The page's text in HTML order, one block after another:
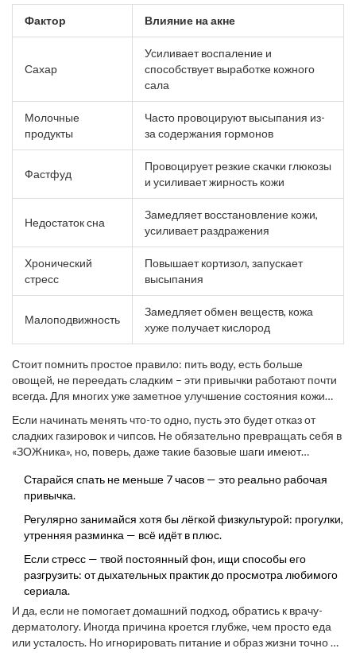
вариант с кучей добавленного сахара.
ваши шансы на чистое лицо падают.
Фактор Влияние на акне
Сахар
Усиливает воспаление и
способствует выработке кожного
сала
Молочные
продукты
Часто провоцируют высыпания из-
за содержания гормонов
Фастфуд
Провоцирует резкие скачки глюкозы
и усиливает жирность кожи
Недостаток сна
Замедляет восстановление кожи,
усиливает раздражения
Хронический
стресс
Повышает кортизол, запускает
высыпания
Малоподвижность
Замедляет обмен веществ, кожа
хуже получает кислород
Стоит помнить простое правило: пить воду, есть больше
овощей, не переедать сладким – эти привычки работают почти
всегда. Для многих уже заметное улучшение состояния кожи
шоколада.
Если начинать менять что-то одно, пусть это будет отказ от
сладких газировок и чипсов. Не обязательно превращать себя в
«ЗОЖника», но, поверь, даже такие базовые шаги имеют
организму — он сам справится, если дать ему шанс.
Старайся спать не меньше 7 часов — это реально рабочая
привычка.
Регулярно занимайся хотя бы лёгкой физкультурой: прогулки,
утренняя разминка — всё идёт в плюс.
Если стресс — твой постоянный фон, ищи способы его
разгрузить: от дыхательных практик до просмотра любимого
сериала.
И да, если не помогает домашний подход, обратись к врачу-
дерматологу. Иногда причина кроется глубже, чем просто еда
или усталость. Но игнорировать питание и образ жизни точно не